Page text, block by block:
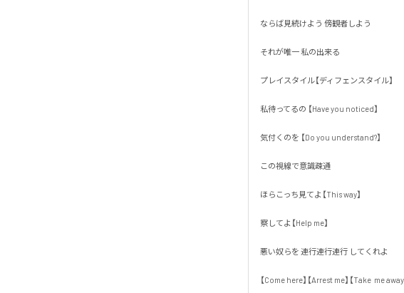
ならば見続けよう 傍観者しよう
それが唯一 私の出来る
プレイスタイル【ディフェンスタイル】
私待ってるの 【Have you noticed】
気付くのを 【Do you understand?】
この視線で意識疎通
ほらこっち見てよ【This way】
察してよ【Help me】
悪い奴らを 連行連行連行 してくれよ
【Come here】【Arrest me】【Take  me away